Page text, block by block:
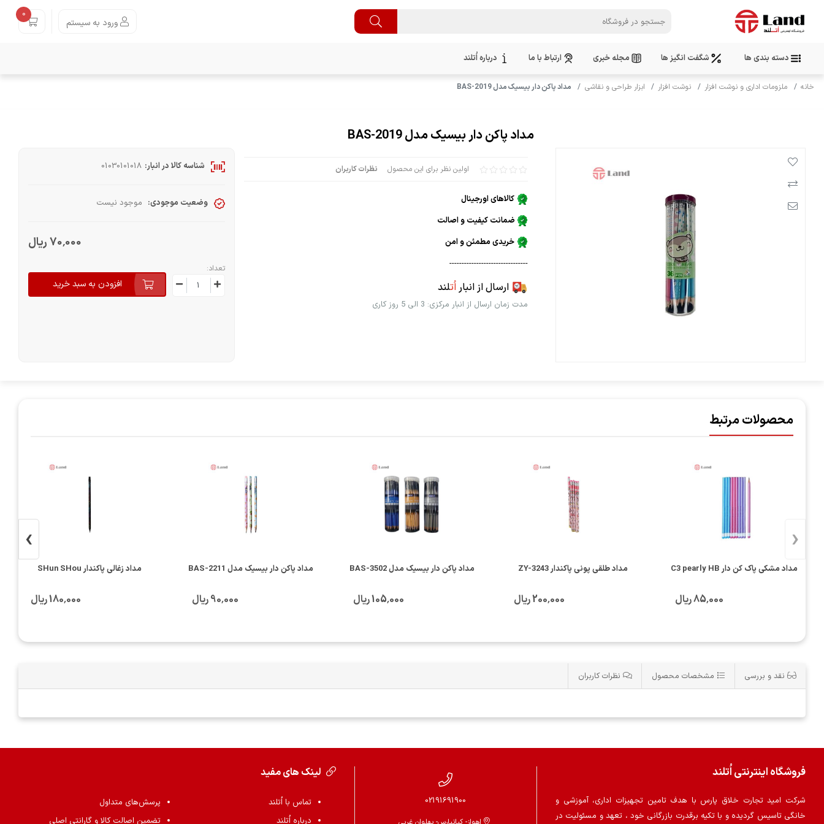
ورود به سیستم
0
دسته بندی ها شگفت انگیز ها مجله خبری ارتباط با ما درباره اُتلند
خانه ملزومات اداری و نوشت افزار نوشت افزار ابزار طراحی و نقاشی مداد پاکن دار بیسیک مدل BAS-2019
مداد پاکن دار بیسیک مدل BAS-2019
اولین نظر برای این محصول نظرات کاربران
کالاهای اورجینال
ضمانت کیفیت و اصالت
خریدی مطمئن و امن
--------------------------------
ارسال از انباراُتلند
مدت زمان ارسال از انبار مرکزی: 3 الی 5 روز کاری
شناسه کالا در انبار: 01030101018
وضعیت موجودی: موجود نیست
70٬000 ریال
تعداد:
افزودن به سبد خرید
محصولات مرتبط
مداد مشکی پاک کن دار C3 pearly HB
85٬000 ریال
مداد طلقی پونی پاکندار ZY-3243
200٬000 ریال
مداد پاکن دار بیسیک مدل BAS-3502
105٬000 ریال
مداد پاکن دار بیسیک مدل BAS-2211
90٬000 ریال
مداد زغالی پاکندار SHun SHou
180٬000 ریال
‹
›
نقد و بررسی مشخصات محصول نظرات کاربران
فروشگاه اینترنتی اُتلند
شرکت امید تجارت خلاق پارس با هدف تامین تجهیزات اداری، آموزشی و
خانگی تاسیس گردیده و با تکیه برقدرت بازرگانی خود ، تعهد و مسئولیت در
02191691900
لینک های مفید
تماس با اُتلند
درباره اُتلند
پرسش‌های متداول
تضمین اصالت کالا و گارانتی اصلی